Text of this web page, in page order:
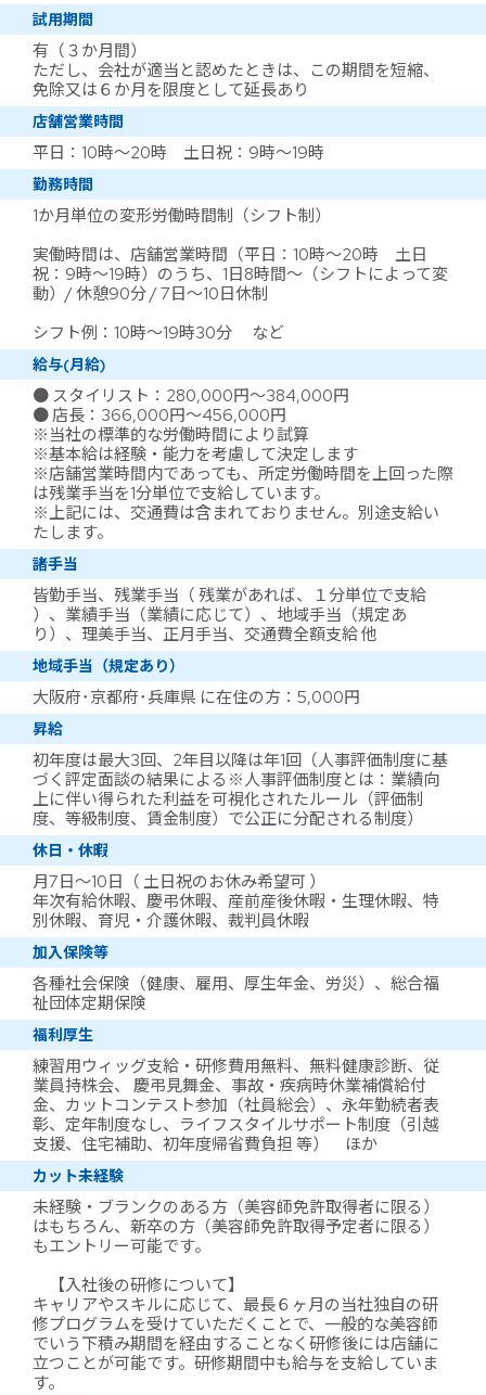
試用期間
有（３か月間）
ただし、会社が適当と認めたときは、この期間を短縮、
免除又は６か月を限度として延長あり
店舗営業時間
平日：10時～20時 土日祝：9時～19時
勤務時間
1か月単位の変形労働時間制（シフト制）
実働時間は、店舗営業時間（平日：10時～20時 土日
祝：9時～19時）のうち、1日8時間～（シフトによって変
動）/ 休憩90分 / 7日～10日休制
シフト例：10時～19時30分 など
給与(月給)
● スタイリスト：280,000円～384,000円
● 店長：366,000円～456,000円
※当社の標準的な労働時間により試算
※基本給は経験・能力を考慮して決定します
※店舗営業時間内であっても、所定労働時間を上回った際
は残業手当を1分単位で支給しています。
※上記には、交通費は含まれておりません。別途支給い
たします。
諸手当
皆勤手当、残業手当（ 残業があれば、１分単位で支給
）、業績手当（業績に応じて）、地域手当（規定あ
り）、理美手当、正月手当、交通費全額支給 他
地域手当（規定あり）
大阪府･京都府･兵庫県 に在住の方：5,000円
昇給
初年度は最大3回、2年目以降は年1回（人事評価制度に基
づく評定面談の結果による※人事評価制度とは：業績向
上に伴い得られた利益を可視化されたルール（評価制
度、等級制度、賃金制度）で公正に分配される制度）
休日・休暇
月7日～10日（ 土日祝のお休み希望可 ）
年次有給休暇、慶弔休暇、産前産後休暇・生理休暇、特
別休暇、育児・介護休暇、裁判員休暇
加入保険等
各種社会保険（健康、雇用、厚生年金、労災）、総合福
祉団体定期保険
福利厚生
練習用ウィッグ支給・研修費用無料、無料健康診断、従
業員持株会、 慶弔見舞金、事故・疾病時休業補償給付
金、カットコンテスト参加（社員総会）、永年勤続者表
彰、定年制度なし、ライフスタイルサポート制度（引越
支援、住宅補助、初年度帰省費負担 等） ほか
カット未経験
未経験・ブランクのある方（美容師免許取得者に限る）
はもちろん、新卒の方（美容師免許取得予定者に限る）
もエントリー可能です。
【入社後の研修について】
キャリアやスキルに応じて、最長６ヶ月の当社独自の研
修プログラムを受けていただくことで、一般的な美容師
でいう下積み期間を経由することなく研修後には店舗に
立つことが可能です。研修期間中も給与を支給していま
す。